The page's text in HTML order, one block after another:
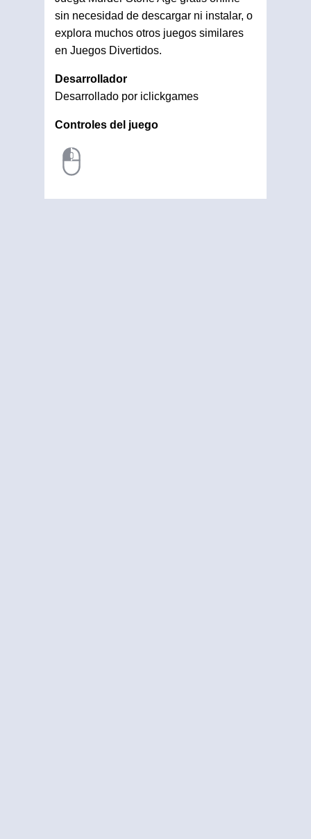
sin necesidad de descargar ni instalar, o
explora muchos otros juegos similares
en Juegos Divertidos.
Desarrollador
Desarrollado por iclickgames
Controles del juego